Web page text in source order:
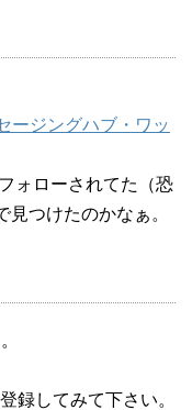
ージングハブ・ワッ
ォローされてた（恐
つけたのかなぁ。
録してみて下さい。